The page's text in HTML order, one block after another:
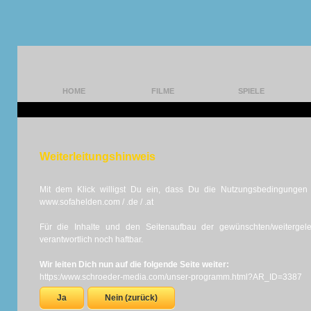
HOME FILME SPIELE
Weiterleitungshinweis
Mit dem Klick willigst Du ein, dass Du die
www.sofahelden.com / .de / .at
Für die Inhalte und den Seitenaufbau der gewünschten/
verantwortlich noch haftbar.
Wir leiten Dich nun auf die folgende Seite weiter:
https:/www.schroeder-media.com/unser-programm.html?AR_ID=3387
Ja Nein (zurück)